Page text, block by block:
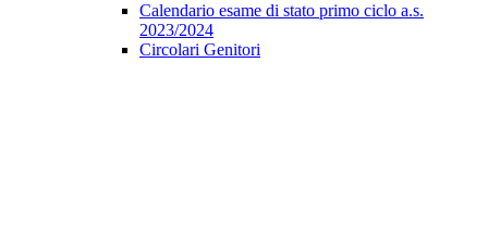
Calendario esame di stato primo ciclo a.s.
2023/2024
Circolari Genitori